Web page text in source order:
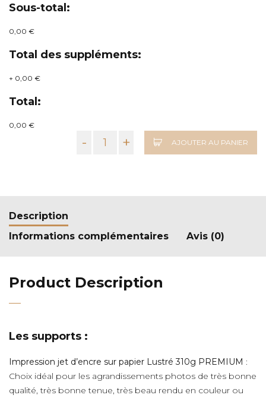
Sous-total:
0,00 €
Total des suppléments:
+ 0,00 €
Total:
0,00 €
- + AJOUTER AU PANIER
Description
Informations complémentaires
Avis (0)
Product Description
Les supports :
Impression jet d’encre sur papier Lustré 310g PREMIUM :
Choix idéal pour les agrandissements photos de très bonne
qualité, très bonne tenue, très beau rendu en couleur ou